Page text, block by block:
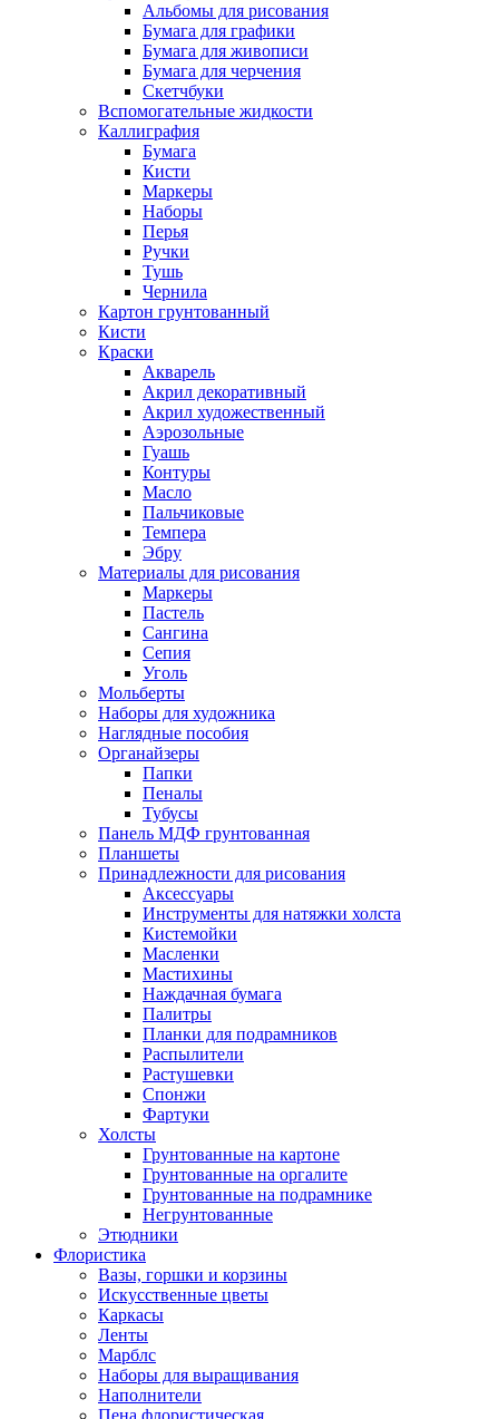
Альбомы для рисования
Бумага для графики
Бумага для живописи
Бумага для черчения
Скетчбуки
Вспомогательные жидкости
Каллиграфия
Бумага
Кисти
Маркеры
Наборы
Перья
Ручки
Тушь
Чернила
Картон грунтованный
Кисти
Краски
Акварель
Акрил декоративный
Акрил художественный
Аэрозольные
Гуашь
Контуры
Масло
Пальчиковые
Темпера
Эбру
Материалы для рисования
Маркеры
Пастель
Сангина
Сепия
Уголь
Мольберты
Наборы для художника
Наглядные пособия
Органайзеры
Папки
Пеналы
Тубусы
Панель МДФ грунтованная
Планшеты
Принадлежности для рисования
Аксессуары
Инструменты для натяжки холста
Кистемойки
Масленки
Мастихины
Наждачная бумага
Палитры
Планки для подрамников
Распылители
Растушевки
Спонжи
Фартуки
Холсты
Грунтованные на картоне
Грунтованные на оргалите
Грунтованные на подрамнике
Негрунтованные
Этюдники
Флористика
Вазы, горшки и корзины
Искусственные цветы
Каркасы
Ленты
Марблс
Наборы для выращивания
Наполнители
Пена флористическая